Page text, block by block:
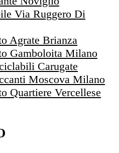
Via Ruggero Di
Agrate Brianza
Gamboloita Milano
Carugate
Moscova Milano
Quartiere Vercellese